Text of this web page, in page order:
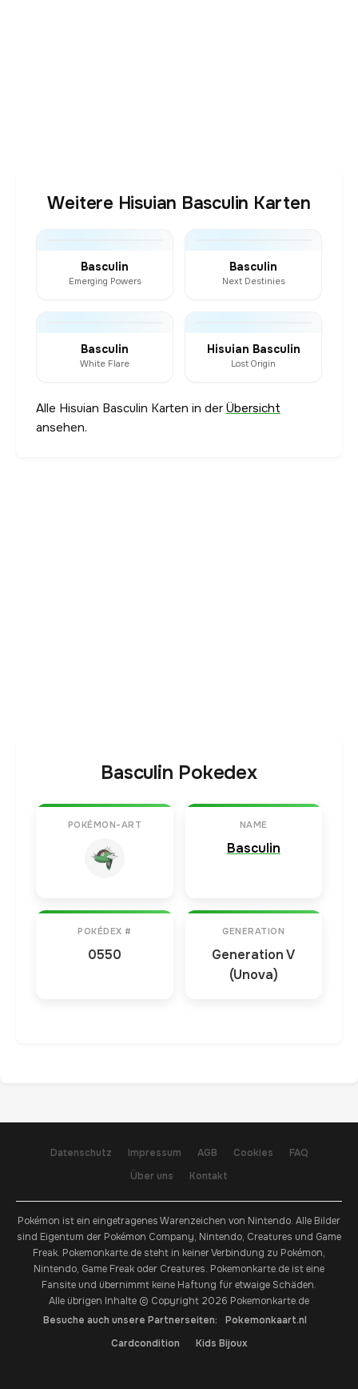
Weitere Hisuian Basculin Karten
Basculin
Emerging Powers
Basculin
Next Destinies
Basculin
White Flare
Hisuian Basculin
Lost Origin
Alle Hisuian Basculin Karten in derÜbersicht
ansehen.
Basculin Pokedex
POKÉMON-ART NAME
Basculin
POKÉDEX #
0550
GENERATION
Generation V
(Unova)
Datenschutz Impressum AGB Cookies
FAQ
Über uns
Kontakt
Pokémon ist ein eingetragenes Warenzeichen von Nintendo. Alle Bilder
sind Eigentum der Pokémon Company, Nintendo, Creatures und Game
Freak. Pokemonkarte.de steht in keiner Verbindung zu Pokémon,
Nintendo, Game Freak oder Creatures. Pokemonkarte.de ist eine
Fansite und übernimmt keine Haftung für etwaige Schäden.
Alle übrigen Inhalte © Copyright 2026 Pokemonkarte.de
Besuche auch unsere Partnerseiten:
Pokemonkaart.nl
Cardcondition
Kids Bijoux